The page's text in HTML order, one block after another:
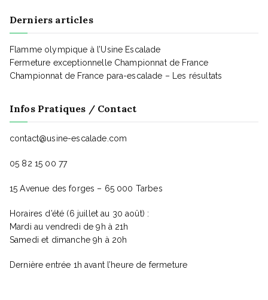
Derniers articles
Flamme olympique à l’Usine Escalade
Fermeture exceptionnelle Championnat de France
Championnat de France para-escalade – Les résultats
Infos Pratiques / Contact
contact@usine-escalade.com
05 82 15 00 77
15 Avenue des forges – 65 000 Tarbes
Horaires d’été (6 juillet au 30 août) :
Mardi au vendredi de 9h à 21h
Samedi et dimanche 9h à 20h
Dernière entrée 1h avant l’heure de fermeture